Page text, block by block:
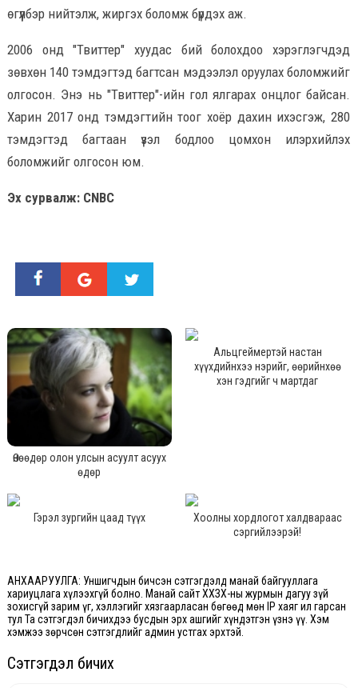
өгүүлбэр нийтэлж, жиргэх боломж бүрдэх аж.
2006 онд "Твиттер" хуудас бий болохдоо хэрэглэгчдэд
зөвхөн 140 тэмдэгтэд багтсан мэдээлэл оруулах боломжийг
олгосон. Энэ нь "Твиттер"-ийн гол ялгарах онцлог байсан.
Харин 2017 онд тэмдэгтийн тоог хоёр дахин ихэсгэж, 280
тэмдэгтэд багтаан үзэл бодлоо цомхон илэрхийлэх
боломжийг олгосон юм.
Эх сурвалж: CNBC
Өнөөдөр олон улсын асуулт асуух
өдөр
Альцгеймертэй настан
хүүхдийнхээ нэрийг, өөрийнхөө
хэн гэдгийг ч мартдаг
Гэрэл зургийн цаад түүх
Хоолны хордлогот халдвараас
сэргийлээрэй!
АНХААРУУЛГА: Уншигчдын бичсэн сэтгэгдэлд манай байгууллага
хариуцлага хүлээхгүй болно. Манай сайт ХХЗХ-ны журмын дагуу зүй
зохисгүй зарим үг, хэллэгийг хязгаарласан бөгөөд мөн IP хаяг ил гарсан
тул Та сэтгэгдэл бичихдээ бусдын эрх ашгийг хүндэтгэн үзнэ үү. Хэм
хэмжээ зөрчсөн сэтгэгдлийг админ устгах эрхтэй.
Сэтгэгдэл бичих